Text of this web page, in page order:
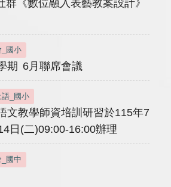
群《數位融入表藝教案設計》
_國小
期 6月聯席會議
語_國小
文教學師資培訓研習於115年7
日(二)09:00-16:00辦理
_國中